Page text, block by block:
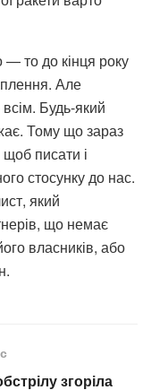
— то до кінця року
Але
Будь-який
Тому що зараз
писати і
стосунку до нас.
який
що немає
власників, або
згоріла